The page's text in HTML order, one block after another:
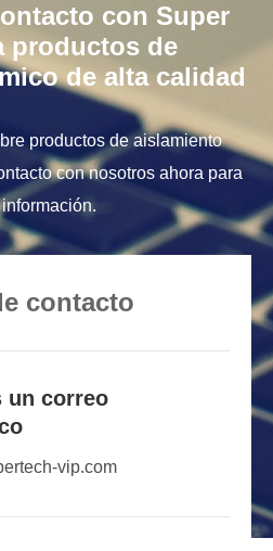
con Super
productos de
de alta calidad
productos de aislamiento
con nosotros ahora para
contacto
un correo
vip.com